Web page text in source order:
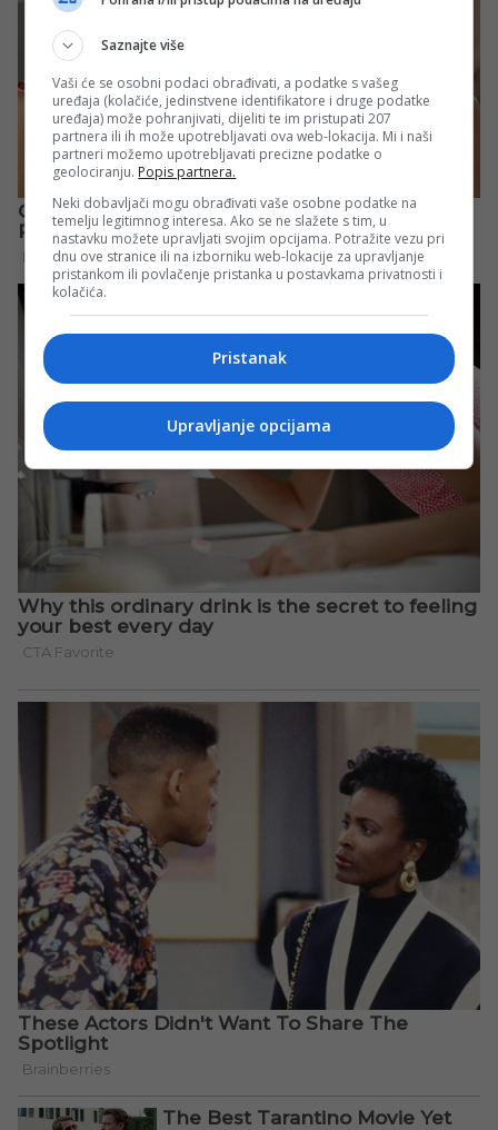
Saznajte više
Vaši će se osobni podaci obrađivati, a podatke s vašeg
uređaja (kolačiće, jedinstvene identifikatore i druge podatke
uređaja) može pohranjivati, dijeliti te im pristupati 207
partnera ili ih može upotrebljavati ova web-lokacija. Mi i naši
partneri možemo upotrebljavati precizne podatke o
geolociranju. Popis partnera.
Neki dobavljači mogu obrađivati vaše osobne podatke na
temelju legitimnog interesa. Ako se ne slažete s tim, u
nastavku možete upravljati svojim opcijama. Potražite vezu pri
dnu ove stranice ili na izborniku web-lokacije za upravljanje
pristankom ili povlačenje pristanka u postavkama privatnosti i
kolačića.
Pristanak
Upravljanje opcijama